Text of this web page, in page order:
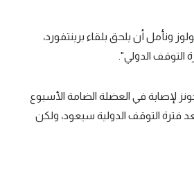
ونأمل أن يلحق بلقاء برينتفورد،
التوقف الدولي".
لإصابة في العضلة الضامة الأسبوع
فترة التوقف الدولية سيعود، ولكن